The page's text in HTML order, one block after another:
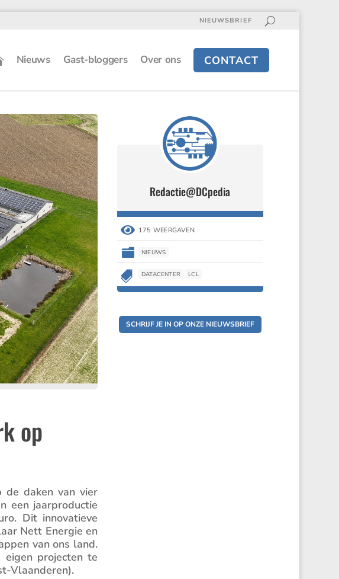
NIEUWSBRIEF
Nieuws Gast-bloggers Over ons CONTACT
op
de daken van vier
een jaarpro­ductie
Dit innova­tieve
Nett Energie en
van ons land.
projecten te
Vlaan­deren).
Redactie@DCpedia
 175 WEERGAVEN
 NIEUWS
 DATACENTER LCL
SCHRIJF JE IN OP ONZE NIEUWSBRIEF